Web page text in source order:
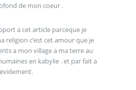
de mon coeur .
a cet article parceque je
religion c’est cet amour que je
a mon village a ma terre au
en kabylie . et par fait a